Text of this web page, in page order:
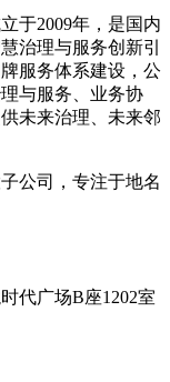
于2009年，是国内
治理与服务创新引
服务体系建设，公
与服务、业务协
未来治理、未来邻
公司，专注于地名
代广场B座1202室